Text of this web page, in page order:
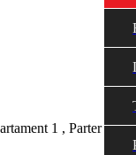
1 , Parter